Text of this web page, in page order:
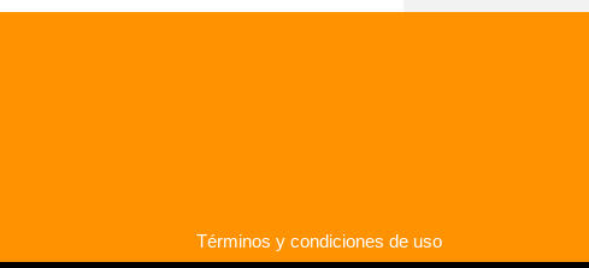
Términos y condiciones de uso